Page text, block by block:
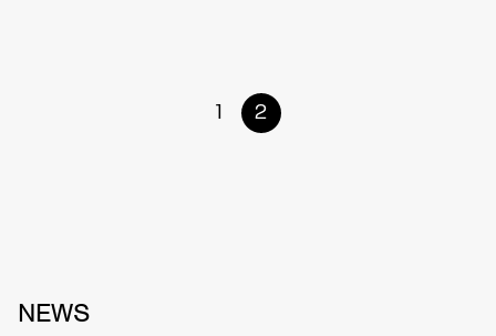
1 2
NEWS